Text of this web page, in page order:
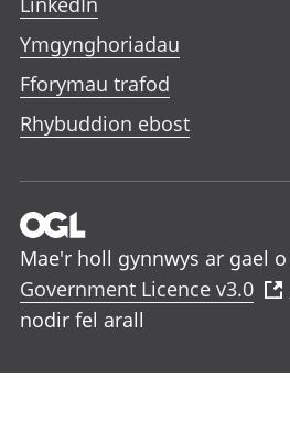
Ymgynghoriadau
Fforymau trafod
Rhybuddion ebost
Mae'r holl gynnwys ar gael
Government Licence v3.0
nodir fel arall